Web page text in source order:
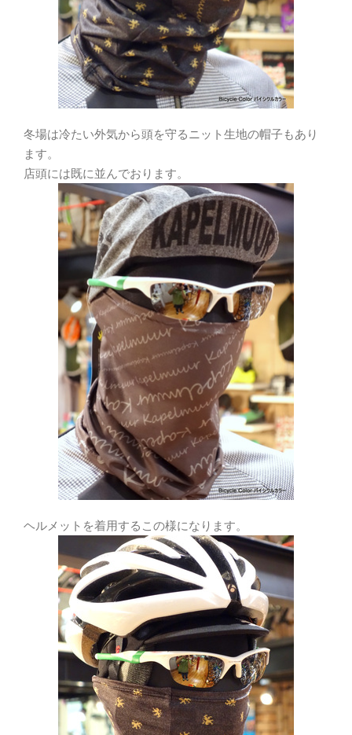
冬場は冷たい外気から頭を守るニット生地の帽子もあり
ます。
店頭には既に並んでおります。
ヘルメットを着用するこの様になります。